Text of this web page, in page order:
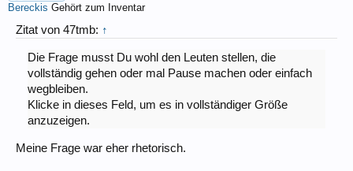
Bereckis Gehört zum Inventar
Zitat von 47tmb: ↑
Die Frage musst Du wohl den Leuten stellen, die
vollständig gehen oder mal Pause machen oder einfach
wegbleiben.
Klicke in dieses Feld, um es in vollständiger Größe
anzuzeigen.
Meine Frage war eher rhetorisch.